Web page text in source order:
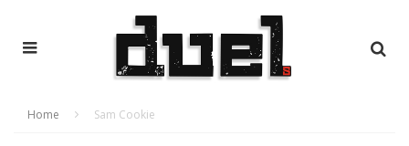
Home Sam Cookie